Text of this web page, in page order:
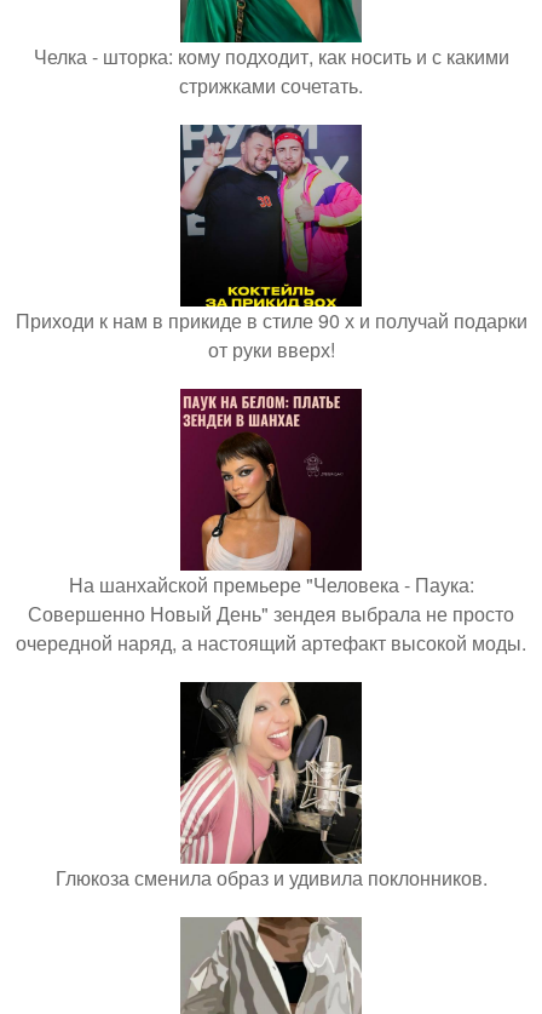
Челка - шторка: кому подходит, как носить и с какими
стрижками сочетать.
Приходи к нам в прикиде в стиле 90 х и получай подарки
от руки вверх!
На шанхайской премьере "Человека - Паука:
Совершенно Новый День" зендея выбрала не просто
очередной наряд, а настоящий артефакт высокой моды.
Глюкоза сменила образ и удивила поклонников.